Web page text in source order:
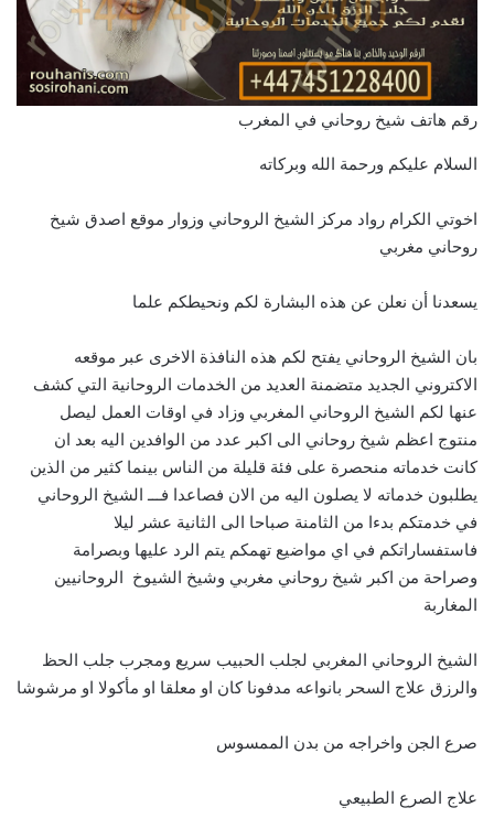
رقم هاتف شيخ روحاني في المغرب
السلام عليكم ورحمة الله وبركاته
اخوتي الكرام رواد مركز الشيخ الروحاني وزوار موقع اصدق شيخ
روحاني مغربي
يسعدنا أن نعلن عن هذه البشارة لكم ونحيطكم علما
بان الشيخ الروحاني يفتح لكم هذه النافذة الاخرى عبر موقعه
الاكتروني الجديد متضمنة العديد من الخدمات الروحانية التي كشف
عنها لكم الشيخ الروحاني المغربي وزاد في اوقات العمل ليصل
منتوج اعظم شيخ روحاني الى اكبر عدد من الوافدين اليه بعد ان
كانت خدماته منحصرة على فئة قليلة من الناس بينما كثير من الذين
يطلبون خدماته لا يصلون اليه من الان فصاعدا فـــ الشيخ الروحاني
في خدمتكم بدءا من الثامنة صباحا الى الثانية عشر ليلا
فاستفساراتكم في اي مواضيع تهمكم يتم الرد عليها وبصرامة
وصراحة من اكبر شيخ روحاني مغربي وشيخ الشيوخ الروحانيين
المغاربة
الشيخ الروحاني المغربي لجلب الحبيب سريع ومجرب جلب الحظ
والرزق علاج السحر بانواعه مدفونا كان او معلقا او مأكولا او مرشوشا
صرع الجن واخراجه من بدن الممسوس
علاج الصرع الطبيعي